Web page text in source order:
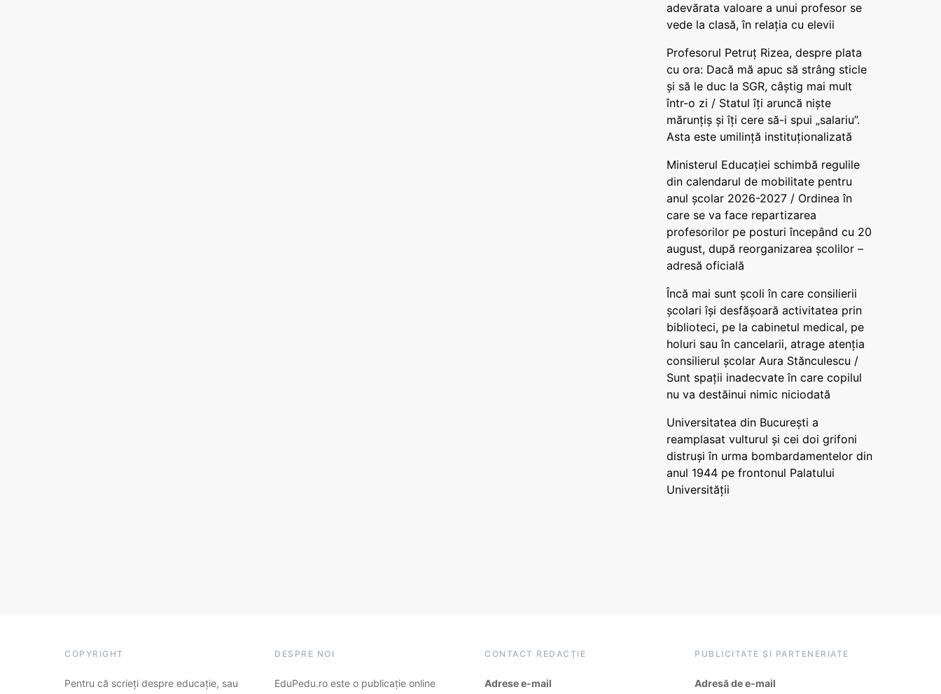
adevărata valoare a unui profesor se
vede la clasă, în relația cu elevii
Profesorul Petruț Rizea, despre plata
cu ora: Dacă mă apuc să strâng sticle
și să le duc la SGR, câștig mai mult
într-o zi / Statul îți aruncă niște
mărunțiș și îți cere să-i spui „salariu”.
Asta este umilință instituționalizată
Ministerul Educației schimbă regulile
din calendarul de mobilitate pentru
anul școlar 2026-2027 / Ordinea în
care se va face repartizarea
profesorilor pe posturi începând cu 20
august, după reorganizarea școlilor –
adresă oficială
Încă mai sunt școli în care consilierii
școlari își desfășoară activitatea prin
biblioteci, pe la cabinetul medical, pe
holuri sau în cancelarii, atrage atenția
consilierul școlar Aura Stănculescu /
Sunt spații inadecvate în care copilul
nu va destăinui nimic niciodată
Universitatea din București a
reamplasat vulturul și cei doi grifoni
distruși în urma bombardamentelor din
anul 1944 pe frontonul Palatului
Universității
COPYRIGHT
Pentru că scrieți despre educație, sau
DESPRE NOI
EduPedu.ro este o publicație online
CONTACT REDACȚIE
Adrese e-mail
PUBLICITATE ȘI PARTENERIATE
Adresă de e-mail